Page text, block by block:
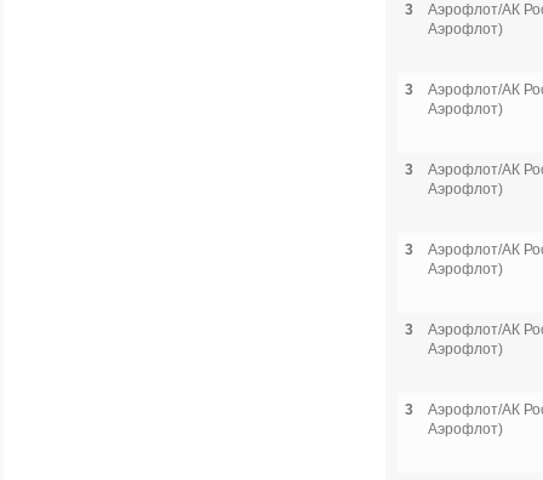
3
Аэрофлот/АК
Аэрофлот)
3
Аэрофлот/АК
Аэрофлот)
3
Аэрофлот/АК
Аэрофлот)
3
Аэрофлот/АК
Аэрофлот)
3
Аэрофлот/АК
Аэрофлот)
3
Аэрофлот/АК
Аэрофлот)